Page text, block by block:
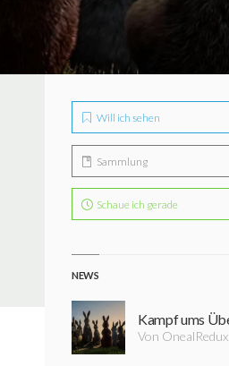
Will ich sehen
Sammlung
Schaue ich gerade
NEWS
Von OnealRedux